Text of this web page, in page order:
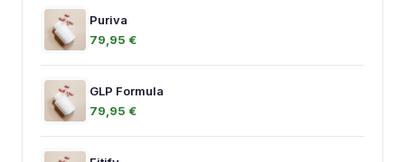
Puriva
79,95 €
GLP Formula
79,95 €